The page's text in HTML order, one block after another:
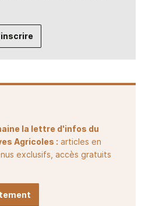
la lettre d'infos du
Agricoles : articles en
exclusifs, accès gratuits